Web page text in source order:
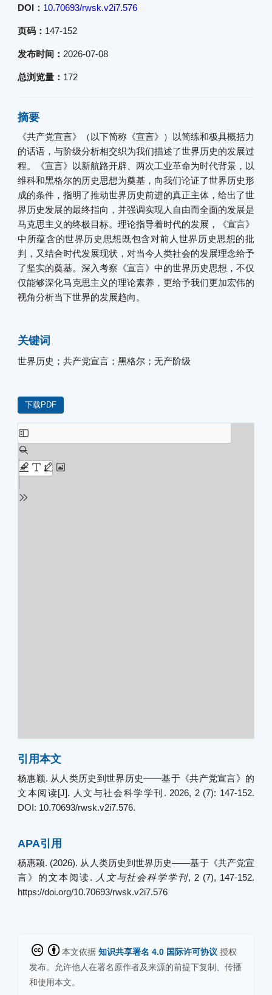
DOI： 10.70693/rwsk.v2i7.576
页码： 147-152
发布时间： 2026-07-08
总浏览量： 172
摘要
《共产党宣言》（以下简称《宣言》）以简练和极具概括力
的话语，与阶级分析相交织为我们描述了世界历史的发展过
程。《宣言》以新航路开辟、两次工业革命为时代背景，以
维科和黑格尔的历史思想为奠基，向我们论证了世界历史形
成的条件，指明了推动世界历史前进的真正主体，给出了世
界历史发展的最终指向，并强调实现人自由而全面的发展是
马克思主义的终极目标。理论指导着时代的发展，《宣言》
中所蕴含的世界历史思想既包含对前人世界历史思想的批
判，又结合时代发展现状，对当今人类社会的发展理念给予
了坚实的奠基。深入考察《宣言》中的世界历史思想，不仅
仅能够深化马克思主义的理论素养，更给予我们更加宏伟的
视角分析当下世界的发展趋向。
关键词
世界历史；共产党宣言；黑格尔；无产阶级
下载PDF
引用本文
杨惠颖. 从人类历史到世界历史——基于《共产党宣言》的
文本阅读[J]. 人文与社会科学学刊. 2026, 2 (7): 147-152.
DOI: 10.70693/rwsk.v2i7.576.
APA引用
杨惠颖. (2026). 从人类历史到世界历史——基于《共产党宣
言》的文本阅读.
人文与社会科学学刊, 2 (7), 147-152.
https://doi.org/10.70693/rwsk.v2i7.576
本文依据知识共享署名 4.0 国际许可协议授权
发布。允许他人在署名原作者及来源的前提下复制、传播
和使用本文。